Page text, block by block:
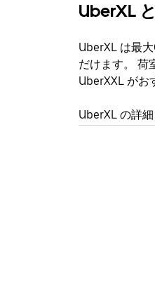
UberXL
UberXL は最
だけます。 荷
UberXXL がお
UberXL の詳